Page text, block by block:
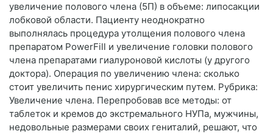
увеличение полового члена (5П) в объеме: липосакции
лобковой области. Пациенту неоднократно
выполнялась процедура утолщения полового члена
препаратом PowerFill и увеличение головки полового
члена препаратами гиалуроновой кислоты (у другого
доктора). Операция по увеличению члена: сколько
стоит увеличить пенис хирургическим путем. Рубрика:
Увеличение члена. Перепробовав все методы: от
таблеток и кремов до экстремального НУПа, мужчины,
недовольные размерами своих гениталий, решают, что